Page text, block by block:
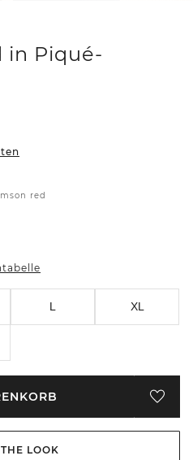
in Piqué-
red
L XL
LOOK